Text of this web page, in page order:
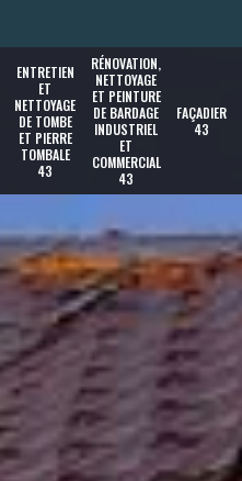
ENTRETIEN
ET
NETTOYAGE
DE TOMBE
ET PIERRE
TOMBALE
43
RÉNOVATION,
NETTOYAGE
ET PEINTURE
DE BARDAGE
INDUSTRIEL
ET
COMMERCIAL
43
FAÇADIER
43